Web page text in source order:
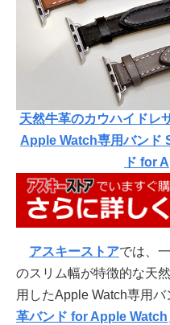
天然牛革のカウハイドレ
Apple Watch専用バンド
ド for
アスキーストアでは、
のスリム幅が特徴的な天
用したApple Watch専用バ
革バンド for Apple Watch